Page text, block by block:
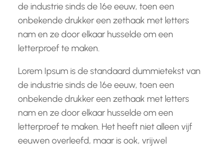
de industrie sinds de 16e eeuw, toen een
onbekende drukker een zethaak met letters
nam en ze door elkaar husselde om een
letterproef te maken.
Lorem Ipsum is de standaard dummietekst van
de industrie sinds de 16e eeuw, toen een
onbekende drukker een zethaak met letters
nam en ze door elkaar husselde om een
letterproef te maken. Het heeft niet alleen vijf
eeuwen overleefd, maar is ook, vrijwel